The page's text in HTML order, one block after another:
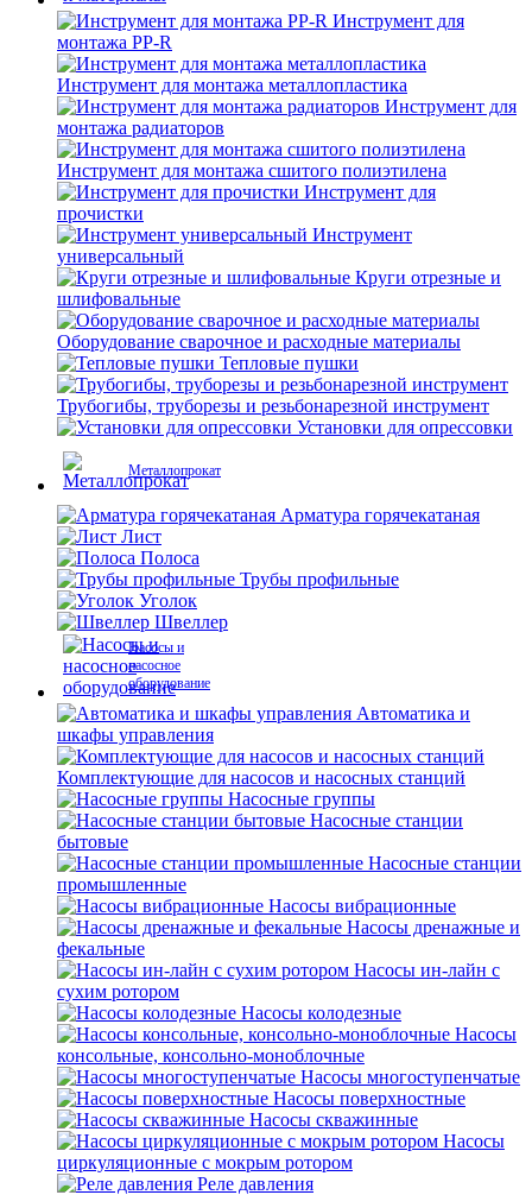
Инструмент для
монтажа PP-R
Инструмент для монтажа металлопластика
Инструмент для
монтажа радиаторов
Инструмент для монтажа сшитого полиэтилена
Инструмент для
прочистки
Инструмент
универсальный
Круги отрезные и
шлифовальные
Оборудование сварочное и расходные материалы
Тепловые пушки
Трубогибы, труборезы и резьбонарезной инструмент
Установки для опрессовки
Металлопрокат
Арматура горячекатаная
Лист
Полоса
Трубы профильные
Уголок
Швеллер
Насосы и
насосное
оборудование
Автоматика и
шкафы управления
Комплектующие для насосов и насосных станций
Насосные группы
Насосные станции
бытовые
Насосные станции
промышленные
Насосы вибрационные
Насосы дренажные и
фекальные
Насосы ин-лайн с
сухим ротором
Насосы колодезные
Насосы
консольные, консольно-моноблочные
Насосы многоступенчатые
Насосы поверхностные
Насосы скважинные
Насосы
циркуляционные с мокрым ротором
Реле давления